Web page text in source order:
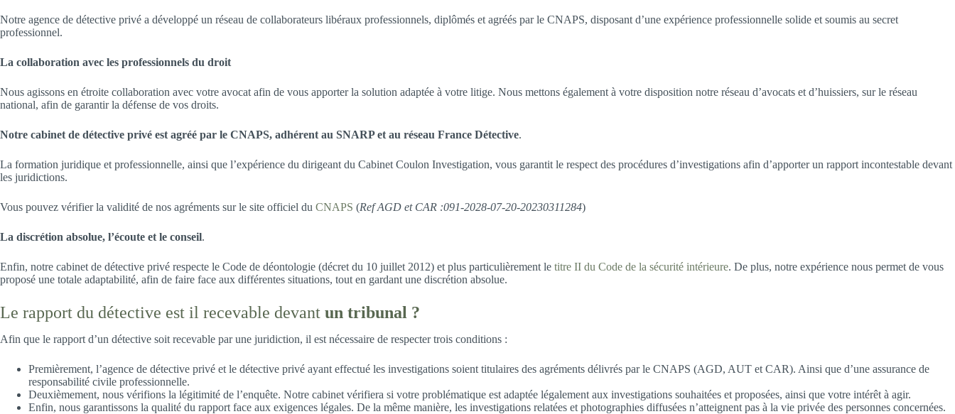
Notre agence de détective privé a développé un réseau de collaborateurs libéraux professionnels, diplômés et agréés par le CNAPS, disposant d’une expérience professionnelle solide et soumis au secret
professionnel.
La collaboration avec les professionnels du droit
Nous agissons en étroite collaboration avec votre avocat afin de vous apporter la solution adaptée à votre litige. Nous mettons également à votre disposition notre réseau d’avocats et d’huissiers, sur le réseau
national, afin de garantir la défense de vos droits.
Notre cabinet de détective privé est agréé par le CNAPS, adhérent au SNARP et au réseau France Détective.
La formation juridique et professionnelle, ainsi que l’expérience du dirigeant du Cabinet Coulon Investigation, vous garantit le respect des procédures d’investigations afin d’apporter un rapport incontestable devant
les juridictions.
Vous pouvez vérifier la validité de nos agréments sur le site officiel du CNAPS (Ref AGD et CAR :091-2028-07-20-20230311284)
La discrétion absolue, l’écoute et le conseil.
Enfin, notre cabinet de détective privé respecte le Code de déontologie (décret du 10 juillet 2012) et plus particulièrement le titre II du Code de la sécurité intérieure. De plus, notre expérience nous permet de vous
proposé une totale adaptabilité, afin de faire face aux différentes situations, tout en gardant une discrétion absolue.
Le rapport du détective est il recevable devant un tribunal ?
Afin que le rapport d’un détective soit recevable par une juridiction, il est nécessaire de respecter trois conditions :
Premièrement, l’agence de détective privé et le détective privé ayant effectué les investigations soient titulaires des agréments délivrés par le CNAPS (AGD, AUT et CAR). Ainsi que d’une assurance de
responsabilité civile professionnelle.
Deuxièmement, nous vérifions la légitimité de l’enquête. Notre cabinet vérifiera si votre problématique est adaptée légalement aux investigations souhaitées et proposées, ainsi que votre intérêt à agir.
Enfin, nous garantissons la qualité du rapport face aux exigences légales. De la même manière, les investigations relatées et photographies diffusées n’atteignent pas à la vie privée des personnes concernées.